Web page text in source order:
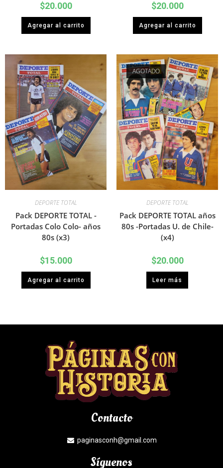
$20.000
Agregar al carrito
$20.000
Agregar al carrito
DEPORTE TOTAL
Pack DEPORTE TOTAL -
Portadas Colo Colo- años
80s (x3)
$15.000
Agregar al carrito
AGOTADO
DEPORTE TOTAL
Pack DEPORTE TOTAL años
80s -Portadas U. de Chile-
(x4)
$20.000
Leer más
Contacto
paginasconh@gmail.com
Síguenos